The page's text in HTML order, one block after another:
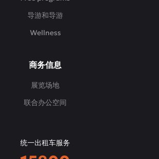
导游和导游
Wellness
商务信息
展览场地
联合办公空间
统一出租车服务